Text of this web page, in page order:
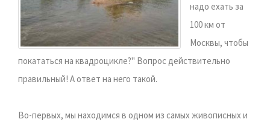
надо ехать за
100 км от
Москвы, чтобы
покататься на квадроцикле?" Вопрос действительно
правильный! А ответ на него такой.
Во-первых, мы находимся в одном из самых живописных и